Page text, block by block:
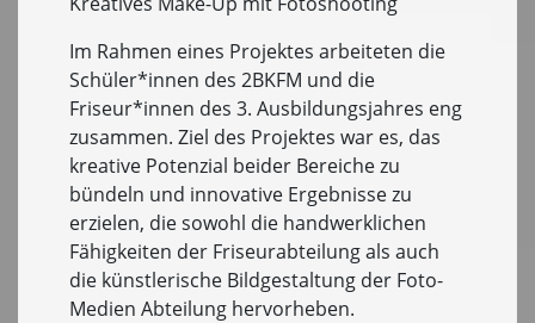
Im Rahmen eines Projektes arbeiteten die
Schüler*innen des 2BKFM und die
Friseur*innen des 3. Ausbildungsjahres eng
zusammen. Ziel des Projektes war es, das
kreative Potenzial beider Bereiche zu
bündeln und innovative Ergebnisse zu
erzielen, die sowohl die handwerklichen
Fähigkeiten der Friseurabteilung als auch
die künstlerische Bildgestaltung der Foto-
Medien Abteilung hervorheben.